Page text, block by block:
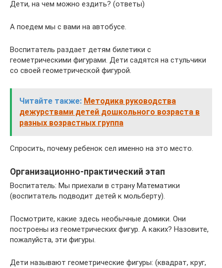
Дети, на чем можно ездить? (ответы)
А поедем мы с вами на автобусе.
Воспитатель раздает детям билетики с
геометрическими фигурами. Дети садятся на стульчики
со своей геометрической фигурой.
Читайте также: Методика руководства
дежурствами детей дошкольного возраста в
разных возрастных группа
Спросить, почему ребенок сел именно на это место.
Организационно-практический этап
Воспитатель: Мы приехали в страну Математики
(воспитатель подводит детей к мольберту).
Посмотрите, какие здесь необычные домики. Они
построены из геометрических фигур. А каких? Назовите,
пожалуйста, эти фигуры.
Дети называют геометрические фигуры: (квадрат, круг,